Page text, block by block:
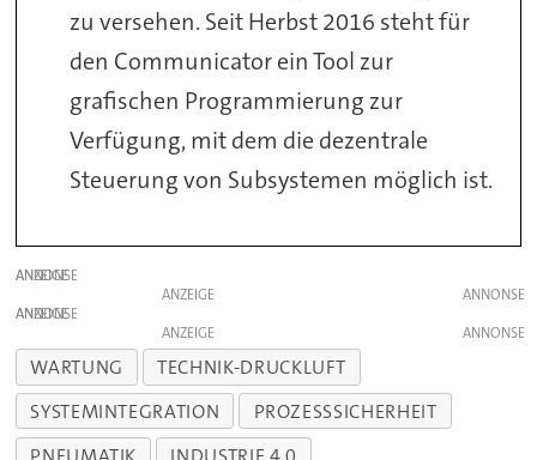
zu versehen. Seit Herbst 2016 steht für
den Communicator ein Tool zur
grafischen Programmierung zur
Verfügung, mit dem die dezentrale
Steuerung von Subsystemen möglich ist.
ANZEIGE
ANZEIGE
ANZEIGE
ANZEIGE
WARTUNG
TECHNIK-DRUCKLUFT
SYSTEMINTEGRATION
PROZESSSICHERHEIT